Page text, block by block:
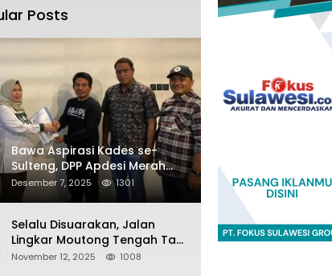
Posts
Bawa Aspirasi Kades se-
Sulteng, DPP Apdesi Merah
Putih Temui Legislator Provinsi
Desember 7, 2025 1301
Selalu Disuarakan, Jalan
Lingkar Moutong Tengah Tak
Kunjung Dieksekusi
November 12, 2025 1008